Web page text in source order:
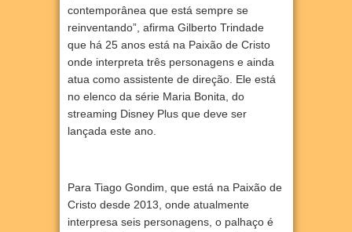
contemporânea que está sempre se
reinventando”, afirma Gilberto Trindade
que há 25 anos está na Paixão de Cristo
onde interpreta três personagens e ainda
atua como assistente de direção. Ele está
no elenco da série Maria Bonita, do
streaming Disney Plus que deve ser
lançada este ano.
Para Tiago Gondim, que está na Paixão de
Cristo desde 2013, onde atualmente
interpresa seis personagens, o palhaço é